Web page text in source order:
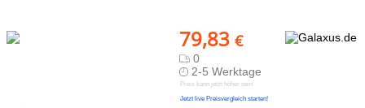
79,83 €
0
2-5 Werktage
Preis kann jetzt höher sein
Jetzt live Preisvergleich starten!